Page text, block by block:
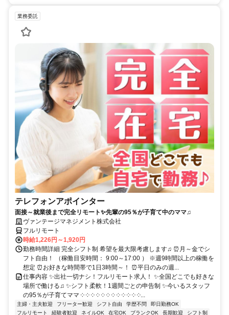
業務委託
テレフォンアポインター
面接～就業後まで完全リモート✨先輩の95％が子育て中のママ♫
ヴァンテージマネジメント株式会社
フルリモート
時給1,226円～1,920円
勤務時間詳細 完全シフト制 希望を最大限考慮します♫ ⏰月～金でシ
フト自由！ （稼働目安時間： 9:00～17:00 ） ※週9時間以上の稼働を
想定 ⏰お好きな時間帯で1日3時間～！ ⏰平日のみの週...
仕事内容 ✨出社一切ナシ！フルリモート求人！ ✨全国どこでも好きな
場所で働ける♫ ✨シフト柔軟！1週間ごとの申告制 ✨今いるスタッフ
の95％が子育てママ ༶ ༶ ༶ ༶ ༶ ༶ ༶ ༶ ༶ ༶ ༶ ༶...
主婦・主夫歓迎 フリーター歓迎 シフト自由 学歴不問
即日勤務OK
フルリモート
経験者歓迎 ネイルOK 在宅OK ブランクOK 長期歓迎 シフト制